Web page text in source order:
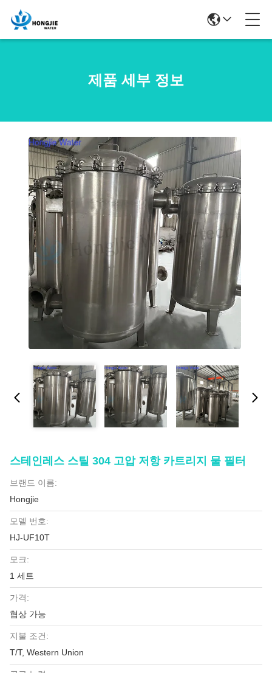
제품 세부 정보
스테인레스 스틸 304 고압 저항 카트리지 물 필터
브랜드 이름:
Hongjie
모델 번호:
HJ-UF10T
모크:
1 세트
가격:
협상 가능
지불 조건:
T/T, Western Union